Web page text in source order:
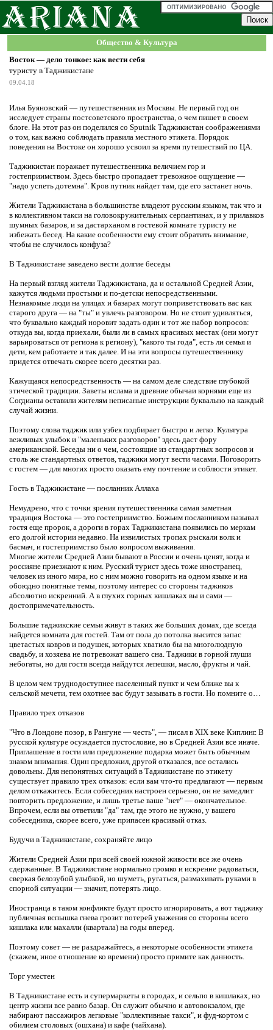
Общество & Культура
Восток — дело тонкое: как вести себя
туристу в Таджикистане
09.04.18
Илья Буяновский — путешественник из Москвы. Не первый год он
исследует страны постсоветского пространства, о чем пишет в своем
блоге. На этот раз он поделился со Sputnik Таджикистан соображениями
о том, как важно соблюдать правила местного этикета. Порядок
поведения на Востоке он хорошо усвоил за время путешествий по ЦА.
Таджикистан поражает путешественника величием гор и
гостеприимством. Здесь быстро пропадает тревожное ощущение —
"надо успеть дотемна". Кров путник найдет там, где его застанет ночь.
Жители Таджикистана в большинстве владеют русским языком, так что и
в коллективном такси на головокружительных серпантинах, и у прилавков
шумных базаров, и за дастарханом в гостевой комнате туристу не
избежать бесед. На какие особенности ему стоит обратить внимание,
чтобы не случилось конфуза?
В Таджикистане заведено вести долгие беседы
На первый взгляд жители Таджикистана, да и остальной Средней Азии,
кажутся людьми простыми и по-детски непосредственными.
Незнакомые люди на улицах и базарах могут поприветствовать вас как
старого друга — на "ты" и увлечь разговором. Но не стоит удивляться,
что буквально каждый норовит задать один и тот же набор вопросов:
откуда вы, когда приехали, были ли в самых красивых местах (они могут
варьироваться от региона к региону), "какого ты года", есть ли семья и
дети, кем работаете и так далее. И на эти вопросы путешественнику
придется отвечать скорее всего десятки раз.
Кажущаяся непосредственность — на самом деле следствие глубокой
этической традиции. Заветы ислама и древние обычаи корнями еще из
Согдианы оставили жителям неписаные инструкции буквально на каждый
случай жизни.
Поэтому слова таджик или узбек подбирает быстро и легко. Культура
вежливых улыбок и "маленьких разговоров" здесь даст фору
американской. Беседы ни о чем, состоящие из стандартных вопросов и
столь же стандартных ответов, таджики могут вести часами. Поговорить
с гостем — для многих просто оказать ему почтение и соблюсти этикет.
Гость в Таджикистане — посланник Аллаха
Немудрено, что с точки зрения путешественника самая заметная
традиция Востока — это гостеприимство. Божьим посланником называл
гостя еще пророк, а дороги в горах Таджикистана появились по меркам
его долгой истории недавно. На извилистых тропах рыскали волк и
басмач, и гостеприимство было вопросом выживания.
Многие жители Средней Азии бывают в России и очень ценят, когда и
россияне приезжают к ним. Русский турист здесь тоже иностранец,
человек из иного мира, но с ним можно говорить на одном языке и на
обоюдно понятные темы, поэтому интерес со стороны таджиков
абсолютно искренний. А в глухих горных кишлаках вы и сами —
достопримечательность.
Большие таджикские семьи живут в таких же больших домах, где всегда
найдется комната для гостей. Там от пола до потолка высится запас
цветастых ковров и подушек, которых хватило бы на многолюдную
свадьбу, и хозяева не потревожат вашего сна. Таджики в горной глуши
небогаты, но для гостя всегда найдутся лепешки, масло, фрукты и чай.
В целом чем труднодоступнее населенный пункт и чем ближе вы к
сельской мечети, тем охотнее вас будут зазывать в гости. Но помните о…
Правило трех отказов
"Что в Лондоне позор, в Рангуне — честь", — писал в XIX веке Киплинг. В
русской культуре осуждается пустословие, но в Средней Азии все иначе.
Приглашение в гости или предложение подарка может быть обычным
знаком внимания. Один предложил, другой отказался, все остались
довольны. Для непонятных ситуаций в Таджикистане по этикету
существует правило трех отказов: если вам что-то предлагают — первым
делом откажитесь. Если собеседник настроен серьезно, он не замедлит
повторить предложение, и лишь третье ваше "нет" — окончательное.
Впрочем, если вы ответили "да" там, где этого не нужно, у вашего
собеседника, скорее всего, уже припасен красивый отказ.
Будучи в Таджикистане, сохраняйте лицо
Жители Средней Азии при всей своей южной живости все же очень
сдержанные. В Таджикистане нормально громко и искренне радоваться,
сверкая белозубой улыбкой, но шуметь, ругаться, размахивать руками в
спорной ситуации — значит, потерять лицо.
Иностранца в таком конфликте будут просто игнорировать, а вот таджику
публичная вспышка гнева грозит потерей уважения со стороны всего
кишлака или махалли (квартала) на годы вперед.
Поэтому совет — не раздражайтесь, а некоторые особенности этикета
(скажем, иное отношение ко времени) просто примите как данность.
Торг уместен
В Таджикистане есть и супермаркеты в городах, и сельпо в кишлаках, но
центр жизни все равно базар. Он служит обычно и автовокзалом, где
набирают пассажиров легковые "коллективные такси", и фуд-кортом с
обилием столовых (ошхана) и кафе (чайхана).